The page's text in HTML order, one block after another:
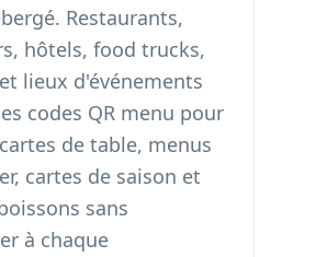
Restaurants,
hôtels, food trucks,
lieux d'événements
codes QR menu pour
de table, menus
cartes de saison et
sans
à chaque